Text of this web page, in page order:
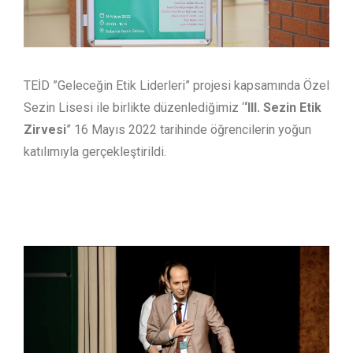
TEİD ”Geleceğin Etik Liderleri” projesi kapsamında Özel
Sezin Lisesi ile birlikte düzenlediğimiz ‘‘III. Sezin Etik
Zirvesi” 16 Mayıs 2022 tarihinde öğrencilerin yoğun
katılımıyla gerçekleştirildi.